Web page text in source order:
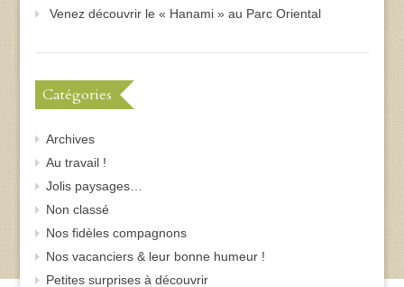
Venez découvrir le « Hanami » au Parc Oriental
Catégories
Archives
Au travail !
Jolis paysages…
Non classé
Nos fidèles compagnons
Nos vacanciers & leur bonne humeur !
Petites surprises à découvrir